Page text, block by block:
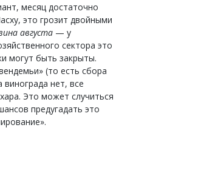
месяц достаточно
это грозит двойными
августа — у
сектора это
могут быть закрыты.
(то есть сбора
нет, все
Это может случиться
предугадать это